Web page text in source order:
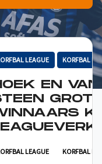
LEAGUE KORFBAL
EN VAN
LEAGUE KORFBAL